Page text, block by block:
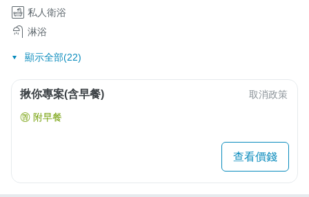
私人衛浴
淋浴
顯示全部(22)
揪你專案(含早餐) 取消政策
附早餐
查看價錢